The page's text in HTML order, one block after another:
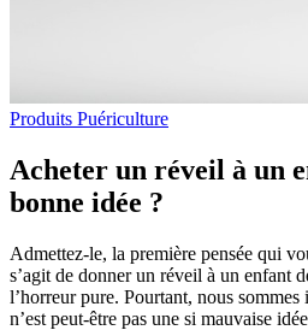
Produits Puériculture
Acheter un réveil à un
bonne idée ?
Admettez-le, la première pensée qui
s’agit de donner un réveil à un enfant
l’horreur pure. Pourtant, nous
n’est peut-être pas une si mauvaise